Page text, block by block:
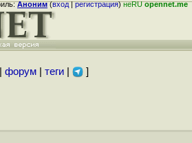
Аноним(вход|регистрация)неRUopennet.me
форум| теги| ]